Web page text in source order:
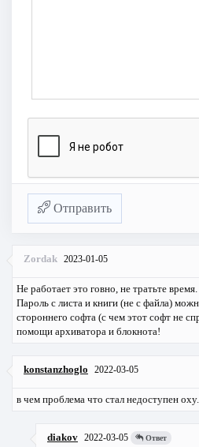
Отправить
Zordak 2023-01-05
Не работает это говно, не тратьте время.
Пароль с листа и книги (не с файла)
стороннего софта (с чем этот софт не
помощи архиватора и блокнота!
konstanzhoglo 2022-03-05
в чем проблема что стал недоступен
diakov 2022-03-05 Ответ